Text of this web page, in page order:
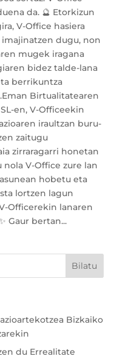
da. 🔮 Etorkizun
V-Office hasiera
dugu, non
mugek iragana
bidez talde-lana
berrikuntza
Birtualitatearen
en, V-Officeekin
iraultzan buru-
zaitugu
zirraragarri honetan
V-Office zure lan
hobetu eta
lortzen lagun
Officerekin lanaren
Gaur bertan...
Bizkaiko
du Errealitate